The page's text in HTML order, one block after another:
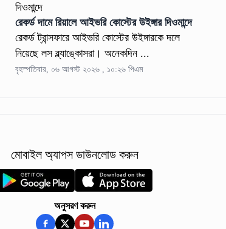
রেকর্ড দামে রিয়ালে আইভরি কোস্টের উইঙ্গার দিওমান্দে
রেকর্ড ট্রান্সফারে আইভরি কোস্টের উইঙ্গারকে দলে
নিয়েছে লস ব্ল্যাঙ্কোসরা। অনেকদিন ...
বৃহস্পতিবার, ০৬ আগস্ট ২০২৬ , ১০:২৬ পিএম
মোবাইল অ্যাপস ডাউনলোড করুন
অনুসরণ করুন